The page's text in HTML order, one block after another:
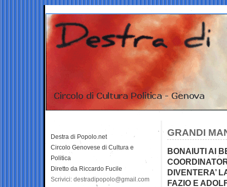
GRANDI
BONAIUTI AI
DIVENTERA’
FAZIO E
Destra di Popolo.net
Circolo Genovese di Cultura e
Politica
Diretto da Riccardo Fucile
Scrivici: destradipopolo@gmail.com